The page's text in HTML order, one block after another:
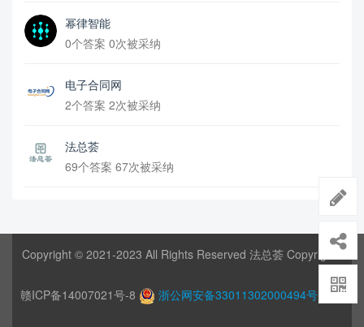
幂律智能
0个答案 0次被采纳
电子合同网
2个答案 2次被采纳
法总荟
69个答案 67次被采纳
Copyright © 2021-2023 All Rights Reserved 法总荟 Copyrights
赣ICP备14007021号-8 浙公网安备33011302000494号 网站